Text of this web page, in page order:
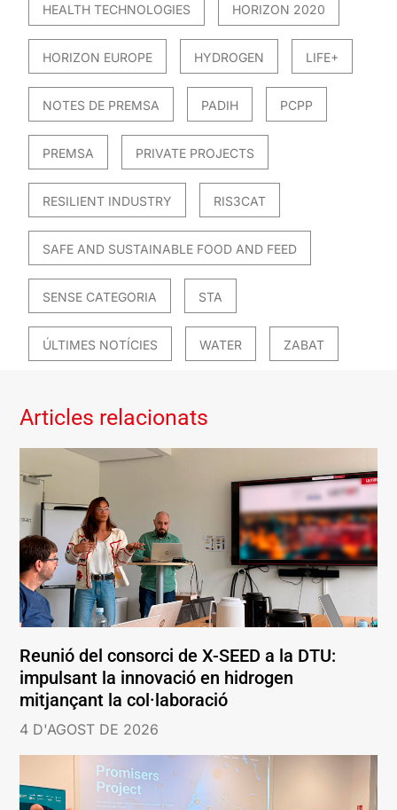
HEALTH TECHNOLOGIES HORIZON 2020
HORIZON EUROPE HYDROGEN LIFE+
NOTES DE PREMSA PADIH PCPP
PREMSA PRIVATE PROJECTS
RESILIENT INDUSTRY RIS3CAT
SAFE AND SUSTAINABLE FOOD AND FEED
SENSE CATEGORIA STA
ÚLTIMES NOTÍCIES WATER ZABAT
Articles relacionats
Reunió del consorci de X-SEED a la DTU:
impulsant la innovació en hidrogen
mitjançant la col·laboració
4 D'AGOST DE 2026